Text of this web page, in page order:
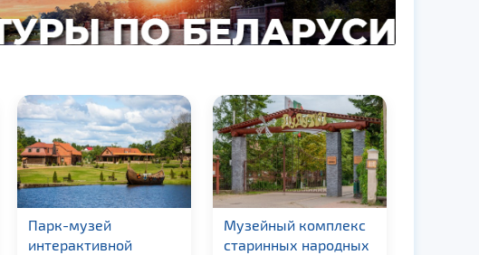
Парк-музей
интерактивной
Музейный комплекс
старинных народных